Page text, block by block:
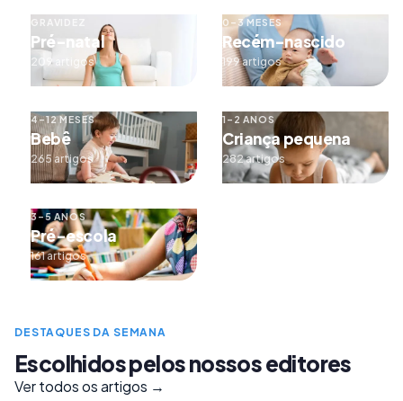
GRAVIDEZ
Pré-natal
209 artigos
0–3 MESES
Recém-nascido
199 artigos
4–12 MESES
Bebê
265 artigos
1–2 ANOS
Criança pequena
282 artigos
3–5 ANOS
Pré-escola
161 artigos
DESTAQUES DA SEMANA
Escolhidos pelos nossos editores
Ver todos os artigos →